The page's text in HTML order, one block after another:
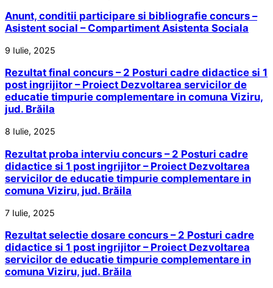
Anunt, conditii participare si bibliografie concurs –
Asistent social – Compartiment Asistenta Sociala
9 Iulie, 2025
Rezultat final concurs – 2 Posturi cadre didactice si 1
post ingrijitor – Proiect Dezvoltarea servicilor de
educatie timpurie complementare in comuna Viziru,
jud. Brăila
8 Iulie, 2025
Rezultat proba interviu concurs – 2 Posturi cadre
didactice si 1 post ingrijitor – Proiect Dezvoltarea
servicilor de educatie timpurie complementare in
comuna Viziru, jud. Brăila
7 Iulie, 2025
Rezultat selectie dosare concurs – 2 Posturi cadre
didactice si 1 post ingrijitor – Proiect Dezvoltarea
servicilor de educatie timpurie complementare in
comuna Viziru, jud. Brăila